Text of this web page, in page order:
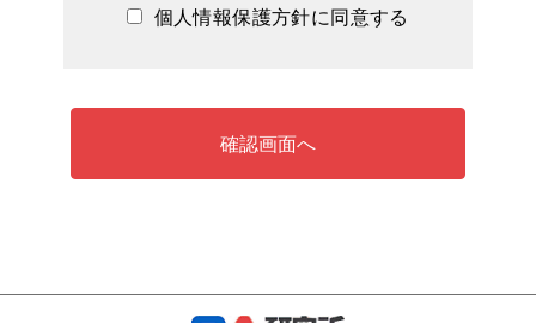
個人情報保護方針に同意する